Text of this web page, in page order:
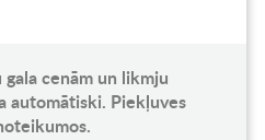
cenām un likmju
automātiski. Piekļuves